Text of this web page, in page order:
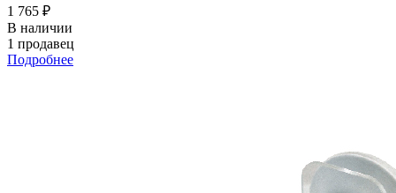
1 765 ₽
В наличии
1 продавец
Подробнее